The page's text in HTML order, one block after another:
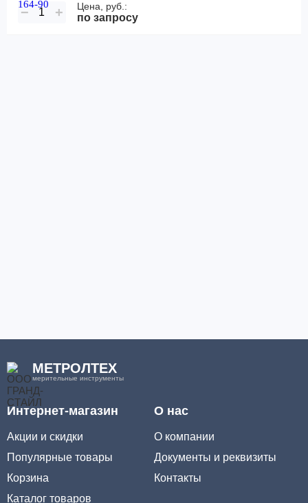
− + Цена, руб.:
по запросу
МЕТРОЛТЕХ
мерительные инструменты
Интернет-магазин
Акции и скидки
Популярные товары
Корзина
Каталог товаров
О нас
О компании
Документы и реквизиты
Контакты